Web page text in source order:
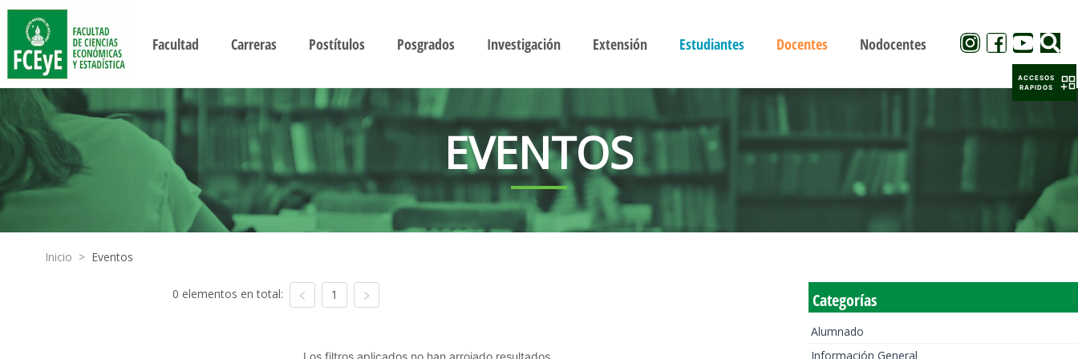
Facultad Carreras Postítulos Posgrados Investigación Extensión Estudiantes Docentes Nodocentes
EVENTOS
Inicio > Eventos
0 elementos en total: 1
Los filtros aplicados no han arrojado resultados
Categorías
Alumnado
Información General
ACCESOS
RAPIDOS